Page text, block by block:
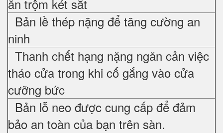
ăn trộm két sắt
Bản lề thép nặng để tăng cường an
ninh
Thanh chết hạng nặng ngăn cản việc
tháo cửa trong khi cố gắng vào cửa
cưỡng bức
Bản lỗ neo được cung cấp để đảm
bảo an toàn của bạn trên sàn.